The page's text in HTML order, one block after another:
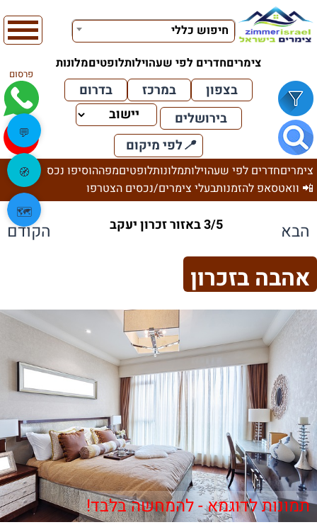
חיפוש כללי
צימריםחדרים לפי שעהוילותלופטיםמלונות
פרסום
בצפון במרכז
בדרום
בירושלים
📍לפי מיקום
צימריםחדרים לפי שעהוילותמלונותלופטיםמפההוסיפו נכס
📲 וואטסאפ להזמנותבעלי צימרים/נכסים הצטרפו
הבא 3/5 באזור זכרון יעקב הקודם
אהבה בזכרון
תמונות לדוגמא - להמחשה בלבד!
💬
🧭
🗺️